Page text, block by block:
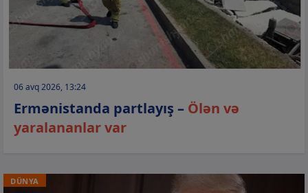
06 avq 2026, 13:24
Ermənistanda partlayış – Ölən və
yaralananlar var
DÜNYA